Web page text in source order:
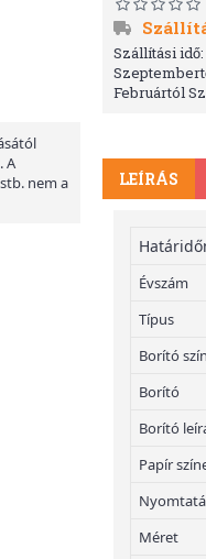
A
nem a
Szállítási idő:
Februártól
LEÍRÁS
Évszám
Típus
Borító
Borító
Borító
Papír
Méret